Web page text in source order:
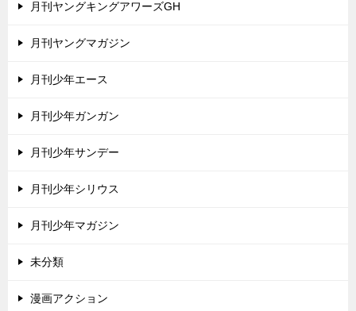
月刊ヤングキングアワーズGH
月刊ヤングマガジン
月刊少年エース
月刊少年ガンガン
月刊少年サンデー
月刊少年シリウス
月刊少年マガジン
未分類
漫画アクション